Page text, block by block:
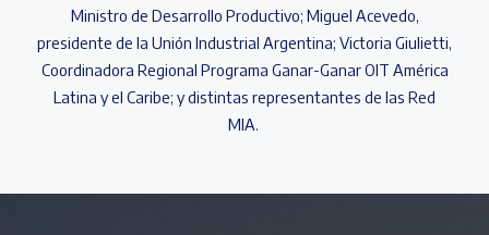
Ministro de Desarrollo Productivo; Miguel Acevedo,
presidente de la Unión Industrial Argentina; Victoria Giulietti,
Coordinadora Regional Programa Ganar-Ganar OIT América
Latina y el Caribe; y distintas representantes de las Red
MIA.